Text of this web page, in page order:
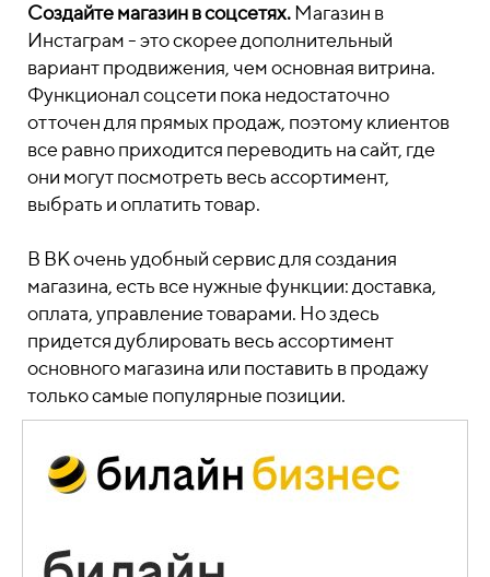
Создайте магазин в соцсетях.Магазин в
Инстаграм - это скорее дополнительный
вариант продвижения, чем основная витрина.
Функционал соцсети пока недостаточно
отточен для прямых продаж, поэтому клиентов
все равно приходится переводить на сайт, где
они могут посмотреть весь ассортимент,
выбрать и оплатить товар.
В ВК очень удобный сервис для создания
магазина, есть все нужные функции: доставка,
оплата, управление товарами. Но здесь
придется дублировать весь ассортимент
основного магазина или поставить в продажу
только самые популярные позиции.